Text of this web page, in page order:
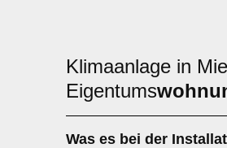
Klimaanlage in
Eigentums
Was es bei der